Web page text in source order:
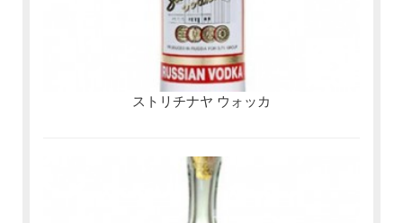
ストリチナヤ ウォッカ